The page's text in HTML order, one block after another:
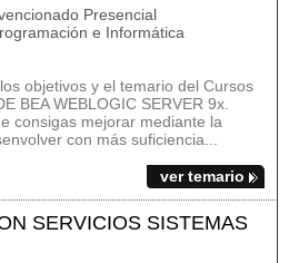
Presencial
e Informática
objetivos y el temario del Cursos
BEA WEBLOGIC SERVER 9x.
consigas mejorar mediante la
con más suficiencia...
ver temario
SERVICIOS SISTEMAS